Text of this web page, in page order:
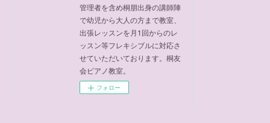
管理者を含め桐朋出身の講師陣
で幼児から大人の方まで教室、
出張レッスンを月1回からのレ
ッスン等フレキシブルに対応さ
せていただいております。桐友
会ピアノ教室。
フォロー